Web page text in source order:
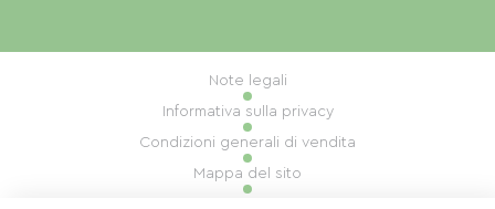
Note legali
Informativa sulla privacy
Condizioni generali di vendita
Mappa del sito